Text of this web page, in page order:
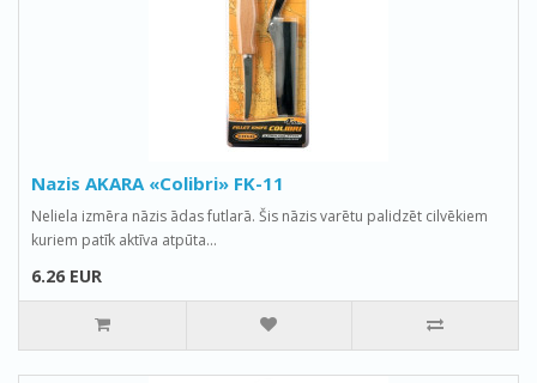
Nazis AKARA «Colibri» FK-11
Neliela izmēra nāzis ādas futlarā. Šis nāzis varētu palidzēt cilvēkiem
kuriem patīk aktīva atpūta...
6.26 EUR